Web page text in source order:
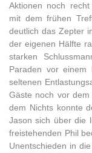
Aktionen noch
mit dem frühen
deutlich das Zepter
der eigenen Hälfte
starken
Paraden vor einem
seltenen
Gäste noch vor
dem Nichts konnte
Jason sich über die
freistehenden Phil
Unentschieden in